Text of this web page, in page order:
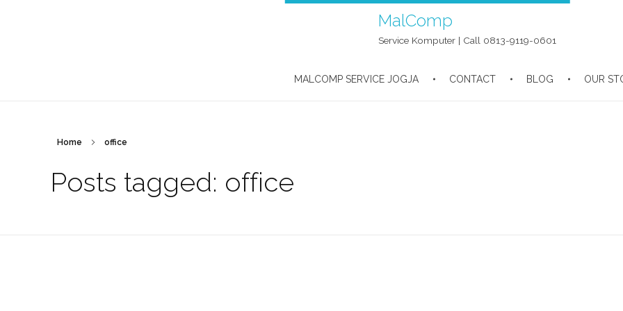
MalComp
Service Komputer | Call 0813-9119-0601
MALCOMP SERVICE JOGJA CONTACT BLOG OUR
Home office
Posts tagged: office